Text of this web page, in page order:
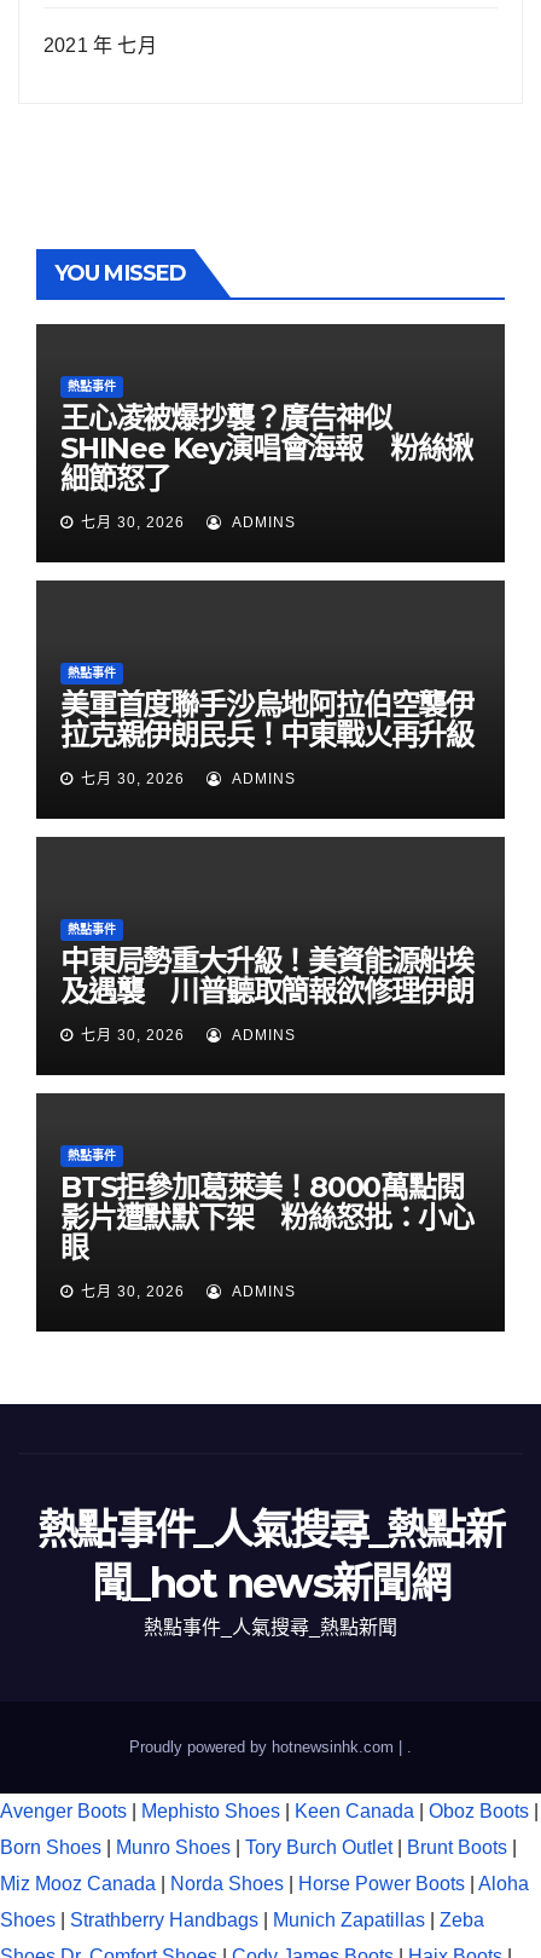
2021 年 七月
YOU MISSED
熱點事件
王心凌被爆抄襲？廣告神似
SHINee Key演唱會海報 粉絲揪
細節怒了
七月 30, 2026 ADMINS
熱點事件
美軍首度聯手沙烏地阿拉伯空襲伊
拉克親伊朗民兵！中東戰火再升級
七月 30, 2026 ADMINS
熱點事件
中東局勢重大升級！美資能源船埃
及遇襲 川普聽取簡報欲修理伊朗
七月 30, 2026 ADMINS
熱點事件
BTS拒參加葛萊美！8000萬點閱
影片遭默默下架 粉絲怒批：小心
眼
七月 30, 2026 ADMINS
熱點事件_人氣搜尋_熱點新
聞_hot news新聞網
熱點事件_人氣搜尋_熱點新聞
Proudly powered by hotnewsinhk.com |
Avenger Boots Mephisto Shoes Keen Canada Oboz Boots
Born Shoes
Munro Shoes Tory Burch Outlet Brunt Boots
Miz Mooz Canada
Norda Shoes Horse Power Boots
Aloha
Shoes
Strathberry Handbags Munich Zapatillas
Zeba